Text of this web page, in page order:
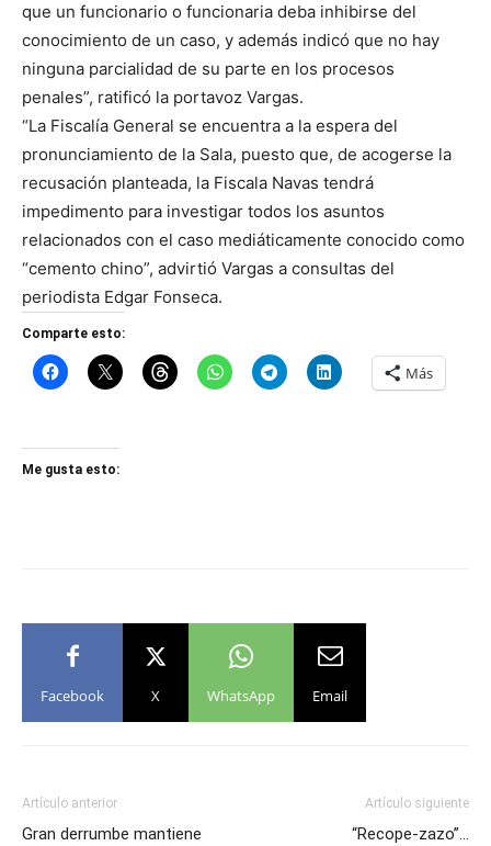
que un funcionario o funcionaria deba inhibirse del
conocimiento de un caso, y además indicó que no hay
ninguna parcialidad de su parte en los procesos
penales”, ratificó la portavoz Vargas.
“La Fiscalía General se encuentra a la espera del
pronunciamiento de la Sala, puesto que, de acogerse la
recusación planteada, la Fiscala Navas tendrá
impedimento para investigar todos los asuntos
relacionados con el caso mediáticamente conocido como
“cemento chino”, advirtió Vargas a consultas del
periodista Edgar Fonseca.
Comparte esto:
Más
Me gusta esto:
Facebook X WhatsApp Email
Artículo anterior
Gran derrumbe mantiene
Artículo siguiente
“Recope-zazo”…